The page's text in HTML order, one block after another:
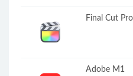
Final Cut Pro
Adobe M1